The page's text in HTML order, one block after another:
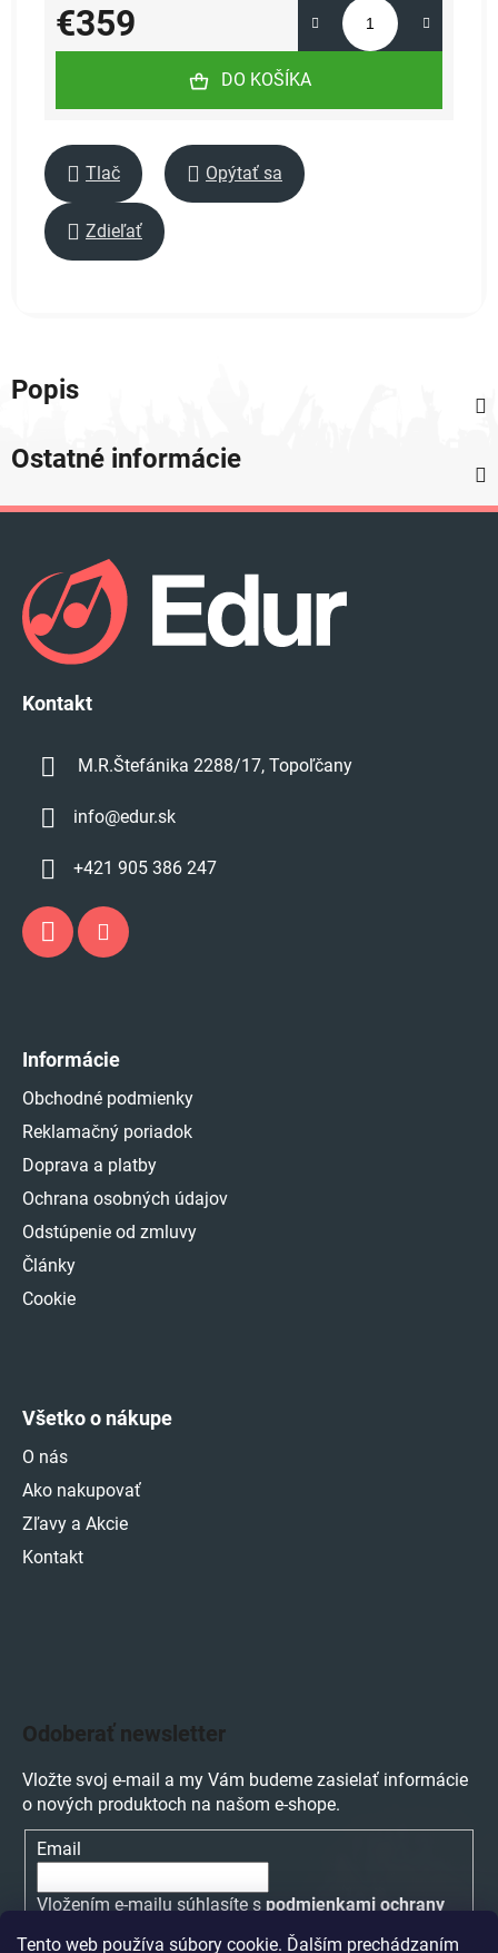
Tento web používa súbory cookie. Ďalším prechádzaním
€359
Jednotková cena:
DO KOŠÍKA
Tlač Opýtať sa
Zdieľať
Popis
Ostatné informácie
Kontakt
M.R.Štefánika 2288/17, Topoľčany
info@edur.sk
+421 905 386 247
Informácie
Obchodné podmienky
Reklamačný poriadok
Doprava a platby
Ochrana osobných údajov
Odstúpenie od zmluvy
Články
Cookie
Všetko o nákupe
O nás
Ako nakupovať
Zľavy a Akcie
Kontakt
Odoberať newsletter
Vložte svoj e-mail a my Vám budeme zasielať informácie
o nových produktoch na našom e-shope.
Email
Vložením e-mailu súhlasíte s podmienkami ochrany